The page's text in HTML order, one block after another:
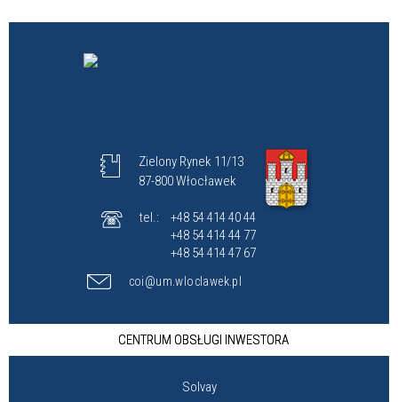
Zielony Rynek 11/13
87-800 Włocławek
tel.:
+48 54 414 40 44
+48 54 414 44 77
+48 54 414 47 67
coi@um.wloclawek.pl
CENTRUM OBSŁUGI INWESTORA
Solvay